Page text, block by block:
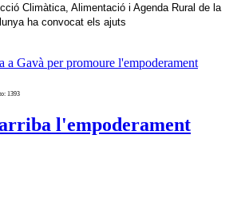
Climàtica, Alimentació i Agenda Rural de la
ha convocat els ajuts
1393
l'empoderament